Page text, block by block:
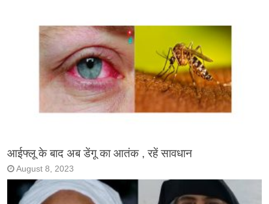
आईफ्लू के बाद अब डेंगू का आतंक , रहें सावधान
August 8, 2023